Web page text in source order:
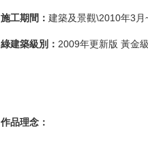
施工期間： 建築及景觀\2010年3
綠建築級別： 2009年更新版 黃金級
作品理念：